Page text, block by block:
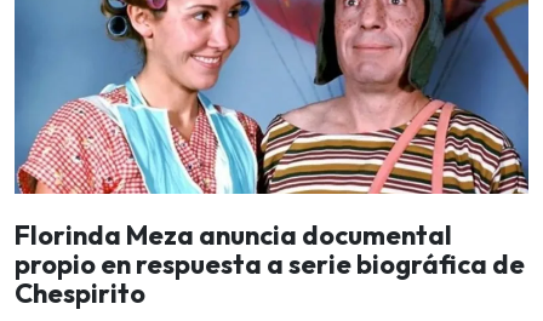
Florinda Meza anuncia documental
propio en respuesta a serie biográfica de
Chespirito